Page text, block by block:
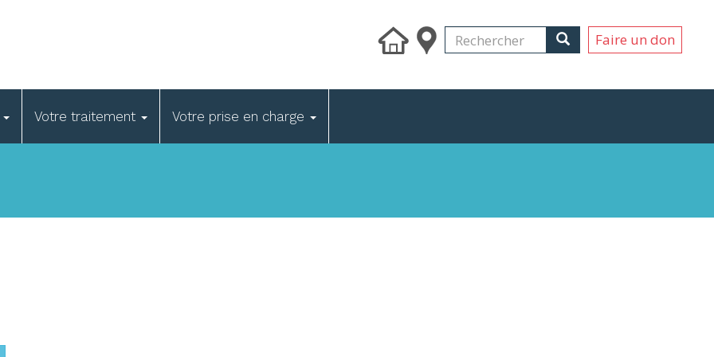
Search
Rechercher RechercherFaire un don
Votre traitement Votre prise en charge